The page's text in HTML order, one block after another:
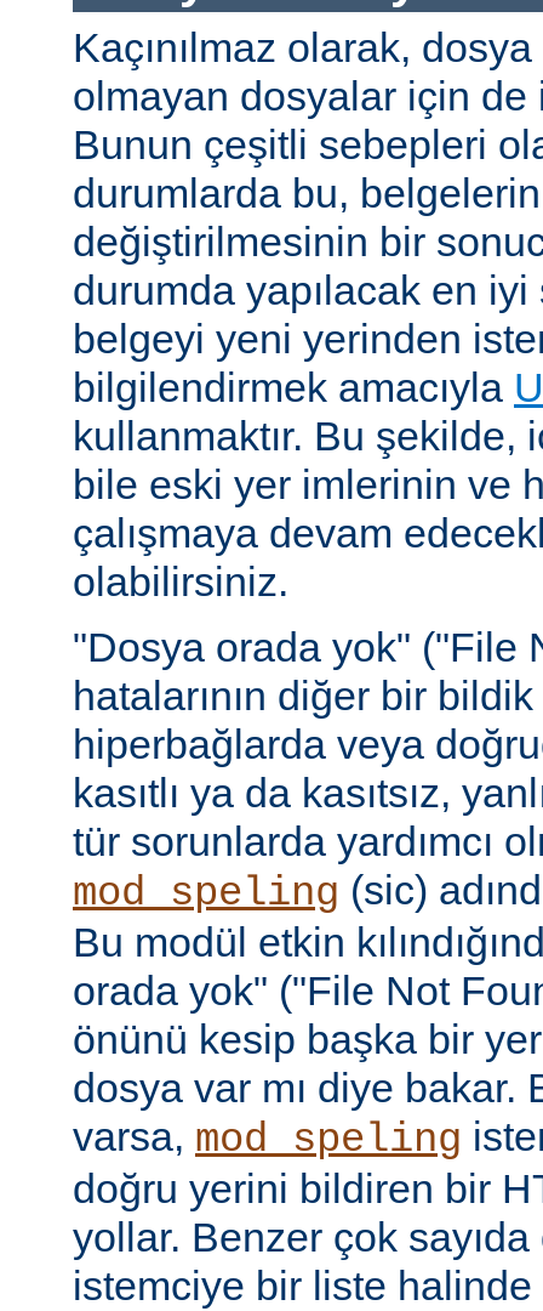
Kaçınılmaz olarak,
olmayan dosyalar için de
Bunun çeşitli sebepleri
durumlarda bu,
değiştirilmesinin bir
durumda yapılacak en
belgeyi yeni yerinden
bilgilendirmek amacıyla
kullanmaktır. Bu
bile eski yer imlerinin ve
çalışmaya devam
olabilirsiniz.
"Dosya orada yok" ("File
hatalarının diğer bir
hiperbağlarda veya
kasıtlı ya da kasıtsız,
tür sorunlarda yardımcı
mod_speling (sic)
Bu modül etkin
orada yok" ("File Not
önünü kesip başka bir
dosya var mı diye bakar.
varsa, mod_speling
doğru yerini bildiren bir
yollar. Benzer çok
istemciye bir liste halinde